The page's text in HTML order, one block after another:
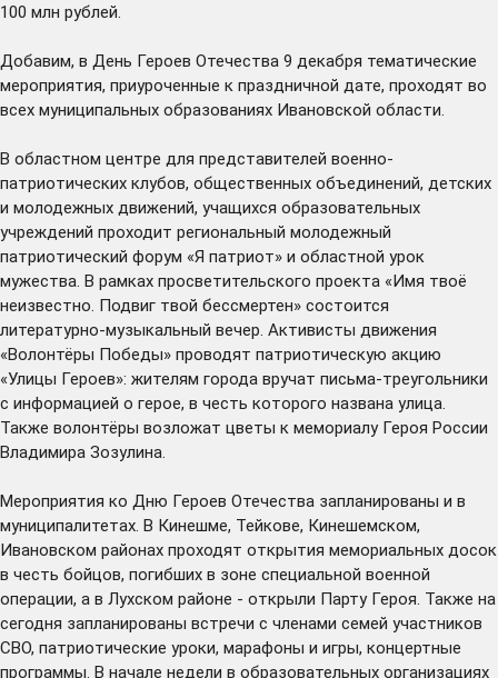
100 млн рублей.
Добавим, в День Героев Отечества 9 декабря тематические
мероприятия, приуроченные к праздничной дате, проходят во
всех муниципальных образованиях Ивановской области.
В областном центре для представителей военно-
патриотических клубов, общественных объединений, детских
и молодежных движений, учащихся образовательных
учреждений проходит региональный молодежный
патриотический форум «Я патриот» и областной урок
мужества. В рамках просветительского проекта «Имя твоё
неизвестно. Подвиг твой бессмертен» состоится
литературно-музыкальный вечер. Активисты движения
«Волонтёры Победы» проводят патриотическую акцию
«Улицы Героев»: жителям города вручат письма-треугольники
с информацией о герое, в честь которого названа улица.
Также волонтёры возложат цветы к мемориалу Героя России
Владимира Зозулина.
Мероприятия ко Дню Героев Отечества запланированы и в
муниципалитетах. В Кинешме, Тейкове, Кинешемском,
Ивановском районах проходят открытия мемориальных досок
в честь бойцов, погибших в зоне специальной военной
операции, а в Лухском районе - открыли Парту Героя. Также на
сегодня запланированы встречи с членами семей участников
СВО, патриотические уроки, марафоны и игры, концертные
программы. В начале недели в образовательных организациях